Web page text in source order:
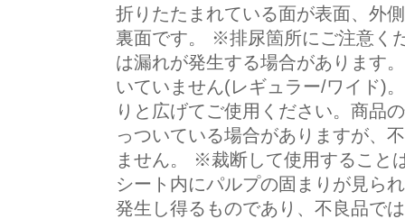
折りたたまれている面が表面、外
裏面です。 ※排尿箇所にご注意く
は漏れが発生する場合があります
いていません(レギュラー/ワイド)
りと広げてご使用ください。商品
っついている場合がありますが、
ません。 ※裁断して使用すること
シート内にパルプの固まりが見ら
発生し得るものであり、不良品で